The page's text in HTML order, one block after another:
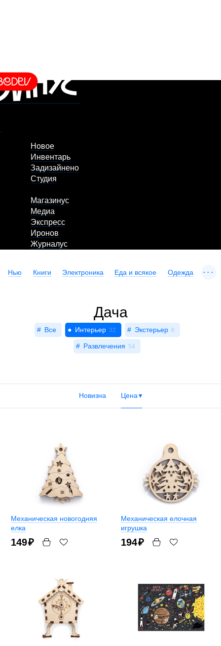
Новое
Инвентарь
Задизайнено
Студия
Магазинус
Медиа
Экспресс
Иронов
Журналус
Нью Книги Электроника Еда и всякое Одежда ...
Дача
Все Интерьер 32 Экстерьер 6
Развлечения 54
Новизна Цена
Механическая новогодняя
елка
149₽
Механическая елочная
игрушка
194₽